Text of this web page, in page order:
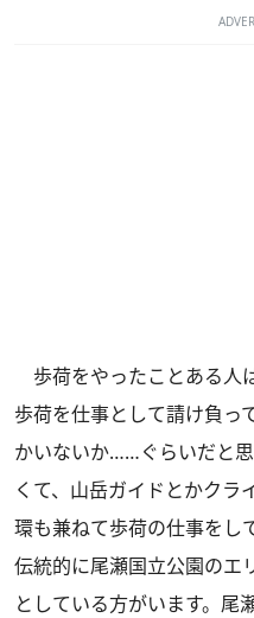
歩荷をやったことある人
歩荷を仕事として請け負っ
かいないか……ぐらいだと
くて、山岳ガイドとかクラ
環も兼ねて歩荷の仕事をし
伝統的に尾瀬国立公園のエ
としている方がいます。尾